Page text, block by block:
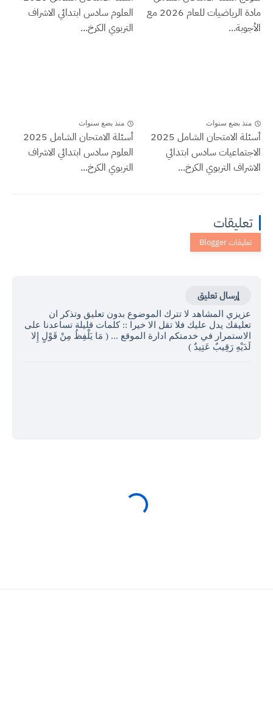
مادة الرياضيات للعام 2026 مع
الأجوبة...
العلوم سادس ابتدائي الاشراف
التربوي الكرخ...
منذ بضع سنوات
أسئلة الامتحان الشامل 2025
الاجتماعيات سادس ابتدائي
الاشراف التربوي الكرخ...
منذ بضع سنوات
أسئلة الامتحان الشامل 2025
العلوم سادس ابتدائي الاشراف
التربوي الكرخ...
تعليقات
إرسال تعليق
عزيزي المشاهد لا تترك الموضوع بدون تعليق وتذكر ان
تعليقك يدل عليك فلا تقل الا خيرا :: كلمات قليلة تساعدنا على
الاستمرار في خدمتكم ادارة الموقع ... ( مَا يَلْفِظُ مِنْ قَوْلٍ إِلا
لَدَيْهِ رَقِيبٌ عَتِيدٌ )